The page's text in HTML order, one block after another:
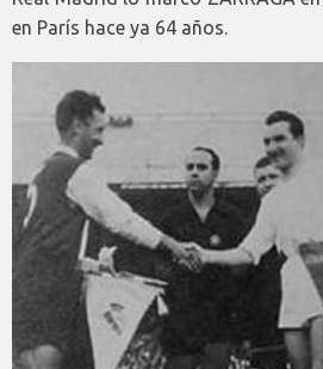
en París hace ya 64 años.